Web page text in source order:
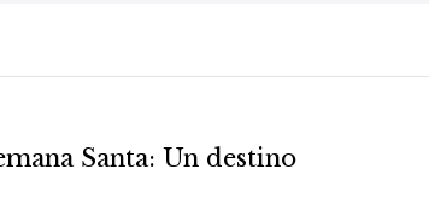
Santa: Un destino